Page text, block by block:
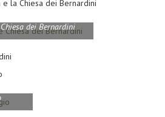
e la Chiesa dei Bernardini
dei Bernardini